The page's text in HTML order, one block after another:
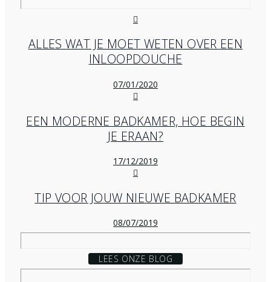
ALLES WAT JE MOET WETEN OVER EEN
INLOOPDOUCHE
07/01/2020
EEN MODERNE BADKAMER, HOE BEGIN
JE ERAAN?
17/12/2019
TIP VOOR JOUW NIEUWE BADKAMER
08/07/2019
LEES ONZE BLOG